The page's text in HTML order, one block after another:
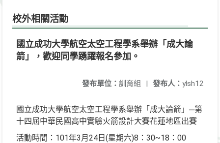
校外相關活動
國立成功大學航空太空工程學系舉辦「成大論
箭」，歡迎同學踴躍報名參加。
發布人： ylsh12
發布單位： 訓育組 |
國立成功大學航空太空工程學系舉辦「成大論箭」─第
十四屆中華民國高中實驗火箭設計大賽花蓮地區出賽
活動時間：101年3月24日(星期六)8：30~18：00